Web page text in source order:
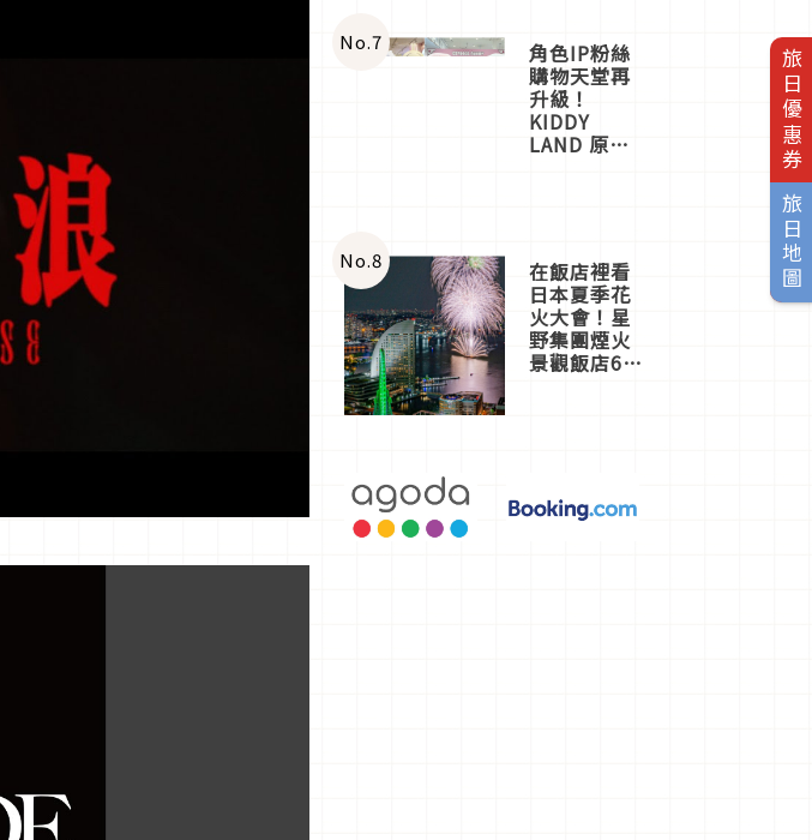
旅日優惠券
旅日地圖
一同給出了
答案
No.7 角色IP粉絲
購物天堂再
升級！
KIDDY
LAND 原宿
店3分即達
No.8 在飯店裡看
日本夏季花
火大會！星
野集團煙火
景觀飯店6